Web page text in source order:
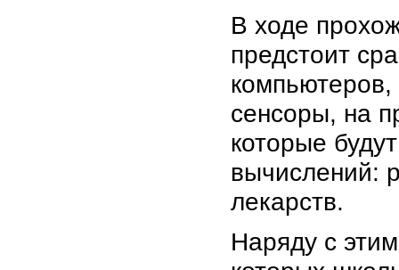
В ходе
предстоит
компьютеров,
сенсоры, на
которые
вычислений:
лекарств.
Наряду с